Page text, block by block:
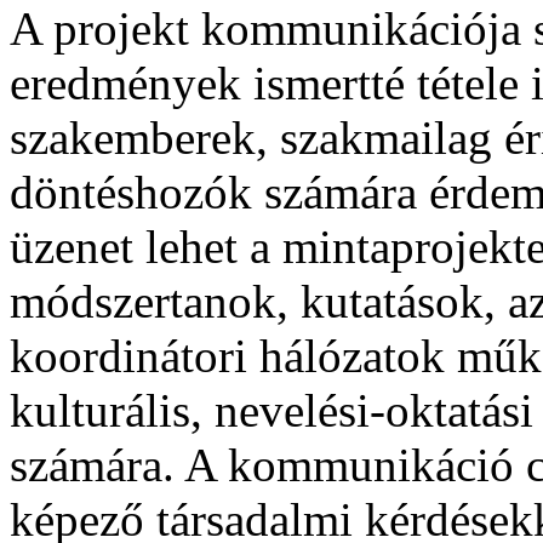
A projekt kommunikációja
eredmények ismertté tétele
szakemberek, szakmailag
döntéshozók számára
üzenet lehet a
módszertanok, kutatások,
koordinátori hálózatok
kulturális, nevelési-
számára. A kommunikáció
képező társadalmi